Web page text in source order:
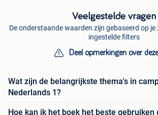
Veelgestelde vragen
De onderstaande waarden zijn gebaseerd op
ingestelde filters
Deel opmerkingen over
Wat zijn de belangrijkste thema's in
Nederlands 1?
Hoe kan ik het boek het beste gebruiken